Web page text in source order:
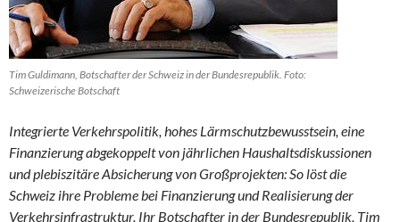
Tim Guldimann, Botschafter der Schweiz in der Bundesrepublik. Foto:
Schweizerische Botschaft
Integrierte Verkehrspolitik, hohes Lärmschutzbewusstsein, eine
Finanzierung abgekoppelt von jährlichen Haushaltsdiskussionen
und plebiszitäre Absicherung von Großprojekten: So löst die
Schweiz ihre Probleme bei Finanzierung und Realisierung der
Verkehrsinfrastruktur. Ihr Botschafter in der Bundesrepublik, Tim